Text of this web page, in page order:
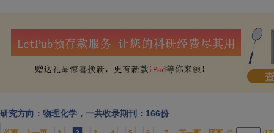
研究方向：物理化学，一共收录期刊：166份